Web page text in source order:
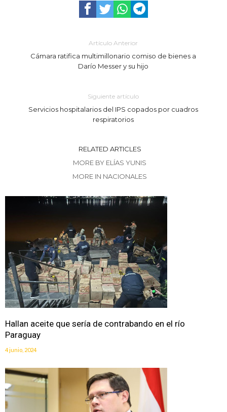
Artículo Anterior
Cámara ratifica multimillonario comiso de bienes a
Darío Messer y su hijo
Siguiente artículo
Servicios hospitalarios del IPS copados por cuadros
respiratorios
RELATED ARTICLES
MORE BY ELÍAS YUNIS
MORE IN NACIONALES
Hallan aceite que sería de contrabando en el río
Paraguay
4 junio, 2024